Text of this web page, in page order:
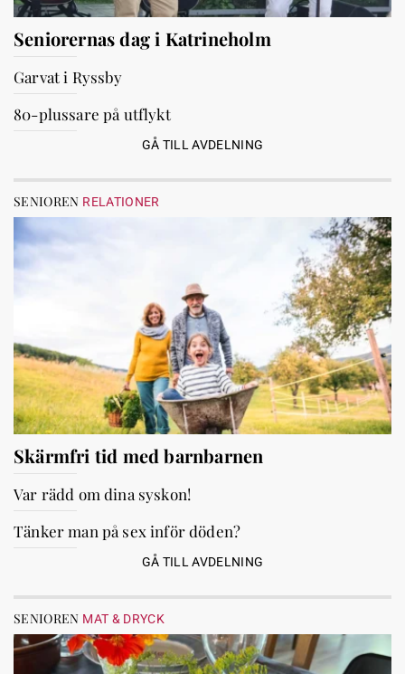
Seniorernas dag i Katrineholm
Garvat i Ryssby
80-plussare på utflykt
GÅ TILL AVDELNING
SENIOREN RELATIONER
Skärmfri tid med barnbarnen
Var rädd om dina syskon!
Tänker man på sex inför döden?
GÅ TILL AVDELNING
SENIOREN MAT & DRYCK